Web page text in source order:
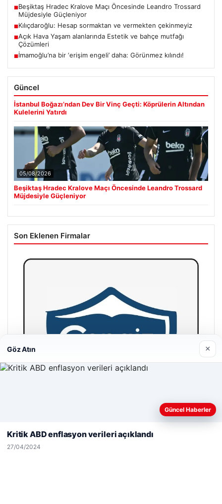
■Beşiktaş Hradec Kralove Maçı Öncesinde Leandro Trossard
Müjdesiyle Güçleniyor
■Kılıçdaroğlu: Hesap sormaktan ve vermekten çekinmeyiz
■Açık Hava Yaşam alanlarında Estetik ve bahçe mutfağı
Çözümleri
■İmamoğlu’na bir ‘erişim engeli’ daha: Görünmez kılındı!
Güncel
İstanbul Boğazı’ndan Dev Bir Vinç Geçti: Köprülerin Altından
Kulelerini Yatırdı
05/08/2026
Beşiktaş Hradec Kralove Maçı Öncesinde Leandro Trossard
Müjdesiyle Güçleniyor
Son Eklenen Firmalar
Hastaş Beton
Web sitemizi nasıl kullandığınızı daha iyi anlayabilmek,
deneyiminizi kişiselleştirmek ve geliştirmek amacıyla çerezler
Kabul Et
Göz Atın ×
Güncel Haberler
Kritik ABD enflasyon verileri açıklandı
27/04/2024